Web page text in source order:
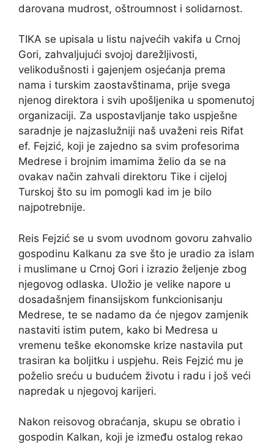
darovana mudrost, oštroumnost i solidarnost.
TIKA se upisala u listu najvećih vakifa u Crnoj
Gori, zahvaljujući svojoj darežljivosti,
velikodušnosti i gajenjem osjećanja prema
nama i turskim zaostavštinama, prije svega
njenog direktora i svih upošljenika u spomenutoj
organizaciji. Za uspostavljanje tako uspješne
saradnje je najzaslužniji naš uvaženi reis Rifat
ef. Fejzić, koji je zajedno sa svim profesorima
Medrese i brojnim imamima želio da se na
ovakav način zahvali direktoru Tike i cijeloj
Turskoj što su im pomogli kad im je bilo
najpotrebnije.
Reis Fejzić se u svom uvodnom govoru zahvalio
gospodinu Kalkanu za sve što je uradio za islam
i muslimane u Crnoj Gori i izrazio željenje zbog
njegovog odlaska. Uložio je velike napore u
dosadašnjem finansijskom funkcionisanju
Medrese, te se nadamo da će njegov zamjenik
nastaviti istim putem, kako bi Medresa u
vremenu teške ekonomske krize nastavila put
trasiran ka boljitku i uspjehu. Reis Fejzić mu je
poželio sreću u budućem životu i radu i još veći
napredak u njegovoj karijeri.
Nakon reisovog obraćanja, skupu se obratio i
gospodin Kalkan, koji je između ostalog rekao